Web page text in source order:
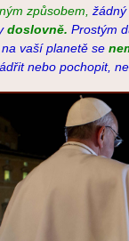
způsobem, žádný
doslovně. Prostým
vaší planetě se
nebo pochopit,